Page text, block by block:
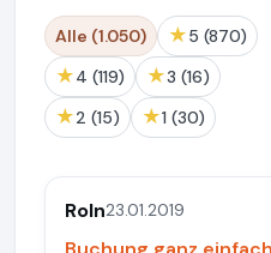
Alle (1.050) ★ 5 (870)
★ 4 (119) ★ 3 (16)
★ 2 (15) ★ 1 (30)
RoIn23.01.2019